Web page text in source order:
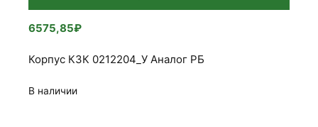
6575,85₽
Корпус КЗК 0212204_У Аналог РБ
В наличии